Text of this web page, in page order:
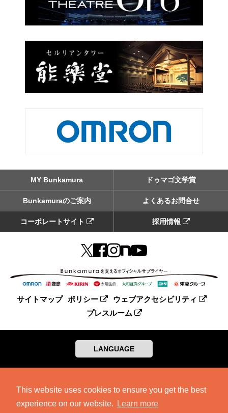
This website uses cookies to ensure you get the best
experience on our website.
Learn more
MY Bunkamura ドゥマゴ文学賞
Bunkamuraのご案内 よくあるお問合せ
コーポレートサイト 採用情報
サイトマップ ポリシー
ウェブアクセシビリティ
プレスルーム
LANGUAGE